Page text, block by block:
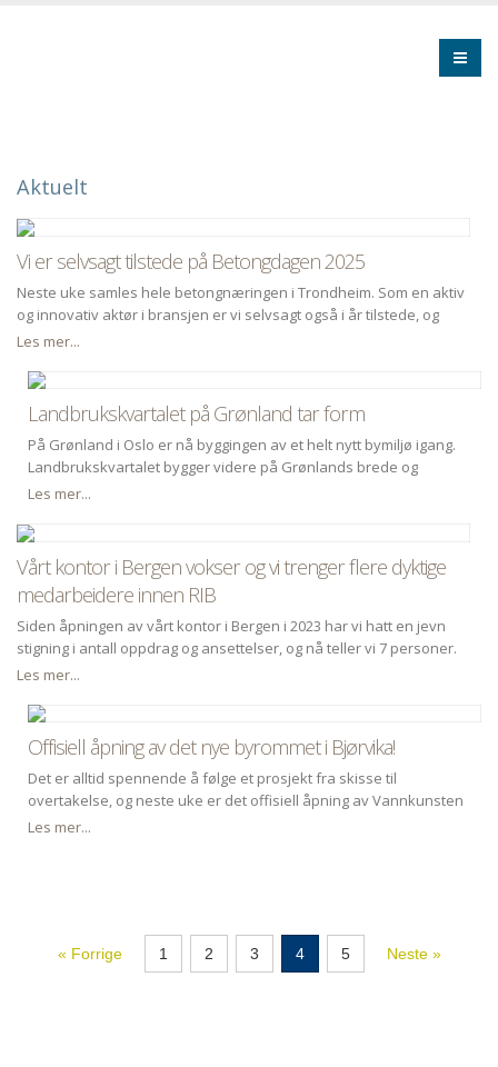
Aktuelt
Vi er selvsagt tilstede på Betongdagen 2025
Neste uke samles hele betongnæringen i Trondheim. Som en aktiv
og innovativ aktør i bransjen er vi selvsagt også i år tilstede, og
holder innlegg om spennende og aktuelle tema.
Les mer...
Landbrukskvartalet på Grønland tar form
På Grønland i Oslo er nå byggingen av et helt nytt bymiljø igang.
Landbrukskvartalet bygger videre på Grønlands brede og
mangfoldige kulturhistorie og er en del av den store
Les mer...
Vårt kontor i Bergen vokser og vi trenger flere dyktige
medarbeidere innen RIB
Siden åpningen av vårt kontor i Bergen i 2023 har vi hatt en jevn
stigning i antall oppdrag og ansettelser, og nå teller vi 7 personer.
Vi vokser fortsatt og har stor bredde ivåre oppdrag og trenger
Les mer...
Offisiell åpning av det nye byrommet i Bjørvika!
Det er alltid spennende å følge et prosjekt fra skisse til
overtakelse, og neste uke er det offisiell åpning av Vannkunsten
Syd, en del av det nye byrommet i Bispevika i Bjørvika. Dr.techn.
Les mer...
« Forrige 1 2 3 4 5 Neste »